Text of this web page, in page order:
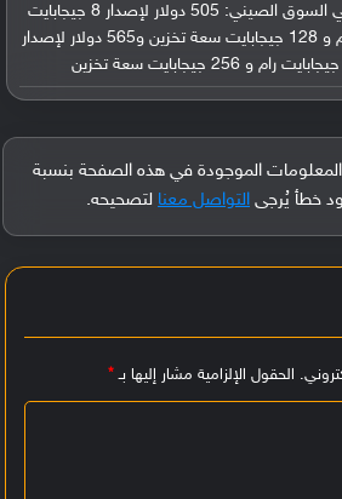
في السوق الصيني: 505 دولار لإصدار 8 جيجابايت
رام و 128 جيجابايت سعة تخزين و565 دولار لإصدار
الموجودة في هذه الصفحة بنسبة
التواصل معنا لتصحيحه.
الحقول الإلزامية مشار إليها بـ*